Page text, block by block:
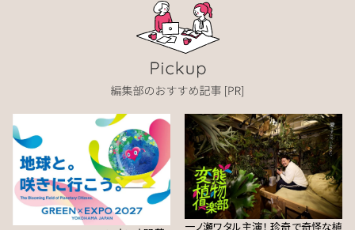
一ノ瀬ワタル主演！ 珍奇で奇怪な植